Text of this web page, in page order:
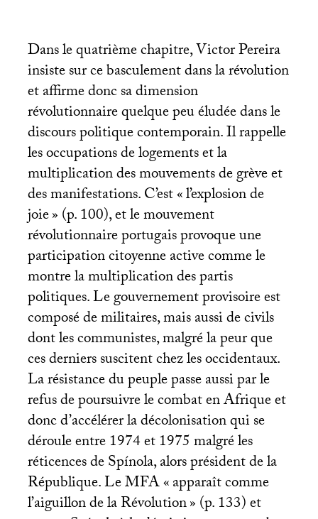
Dans le quatrième chapitre, Victor Pereira
insiste sur ce basculement dans la révolution
et affirme donc sa dimension
révolutionnaire quelque peu éludée dans le
discours politique contemporain. Il rappelle
les occupations de logements et la
multiplication des mouvements de grève et
des manifestations. C’est «l’explosion de
joie» (p. 100), et le mouvement
révolutionnaire portugais provoque une
participation citoyenne active comme le
montre la multiplication des partis
politiques. Le gouvernement provisoire est
composé de militaires, mais aussi de civils
dont les communistes, malgré la peur que
ces derniers suscitent chez les occidentaux.
La résistance du peuple passe aussi par le
refus de poursuivre le combat en Afrique et
donc d’accélérer la décolonisation qui se
déroule entre 1974 et 1975 malgré les
réticences de Spínola, alors président de la
République. LeMFA«apparaît comme
l’aiguillon de la Révolution» (p. 133) et